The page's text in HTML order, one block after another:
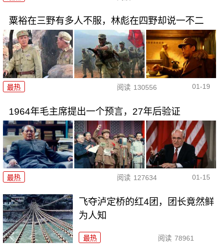
粟裕在三野有多人不服，林彪在四野却说一不二
最热 阅读 130556 01-19
1964年毛主席提出一个预言，27年后验证
最热 阅读 127634 01-15
飞夺泸定桥的红4团，团长竟然鲜
为人知
最热 阅读 78961